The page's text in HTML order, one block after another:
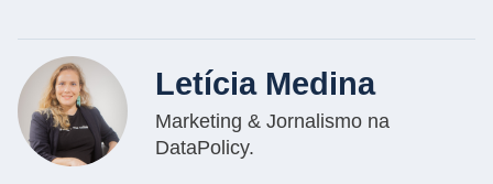
Letícia Medina
Marketing & Jornalismo na
DataPolicy.